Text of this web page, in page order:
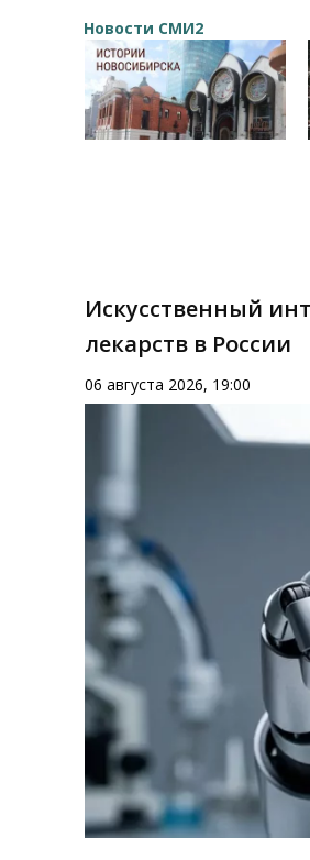
Новости СМИ2
Искусственный
лекарств в России
06 августа 2026, 19:00